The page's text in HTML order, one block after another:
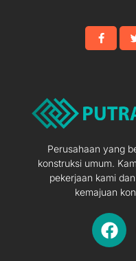
Perusahaan yang
konstruksi umum.
pekerjaan kami
kemajuan
F
a